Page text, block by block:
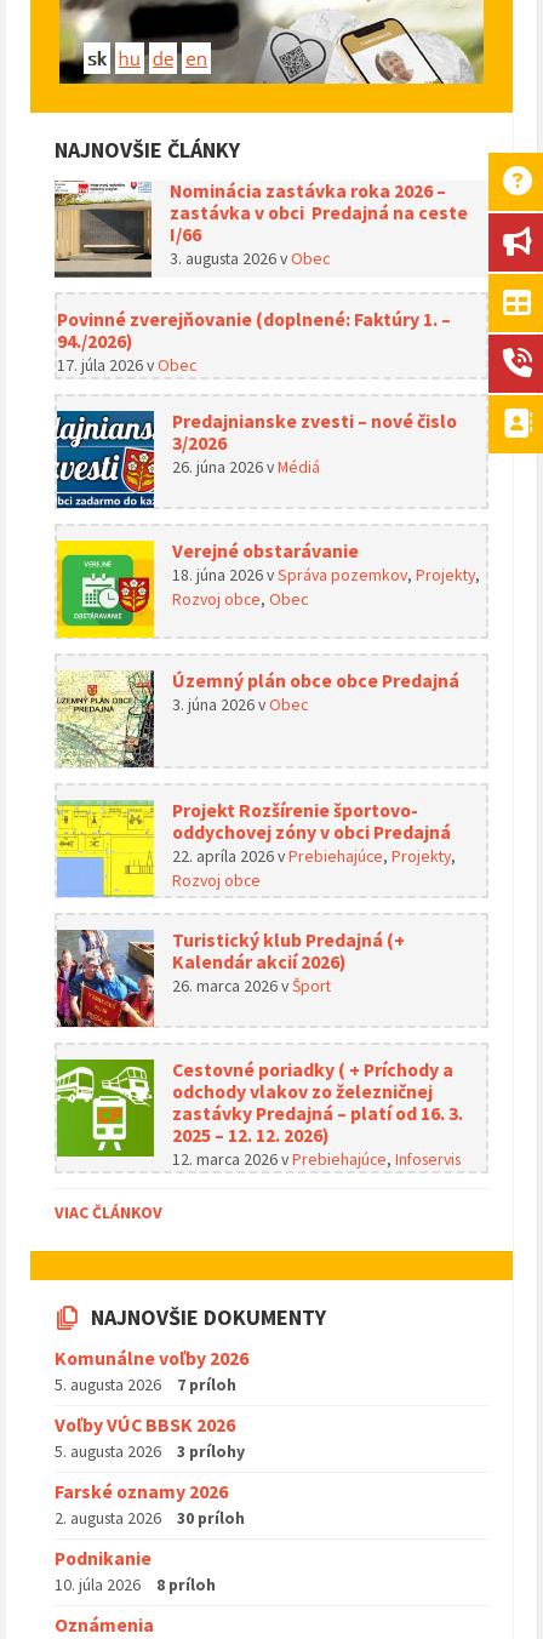
NAJNOVŠIE ČLÁNKY
Nominácia zastávka roka 2026 –
zastávka v obci Predajná na ceste
I/66
3. augusta 2026vObec
Povinné zverejňovanie (doplnené: Faktúry 1. –
94./2026)
17. júla 2026vObec
Predajnianske zvesti – nové čislo
3/2026
26. júna 2026vMédiá
Verejné obstarávanie
18. júna 2026vSpráva pozemkov, Projekty,
Rozvoj obce, Obec
Územný plán obce obce Predajná
3. júna 2026vObec
Projekt Rozšírenie športovo-
oddychovej zóny v obci Predajná
22. apríla 2026vPrebiehajúce, Projekty,
Rozvoj obce
Turistický klub Predajná (+
Kalendár akcií 2026)
26. marca 2026vŠport
Cestovné poriadky ( + Príchody a
odchody vlakov zo železničnej
zastávky Predajná – platí od 16. 3.
2025 – 12. 12. 2026)
12. marca 2026vPrebiehajúce, Infoservis
VIAC ČLÁNKOV
NAJNOVŠIE DOKUMENTY
Komunálne voľby 2026
5. augusta 2026 7 príloh
Voľby VÚC BBSK 2026
5. augusta 2026 3 prílohy
Farské oznamy 2026
2. augusta 2026 30 príloh
Podnikanie
10. júla 2026 8 príloh
Oznámenia